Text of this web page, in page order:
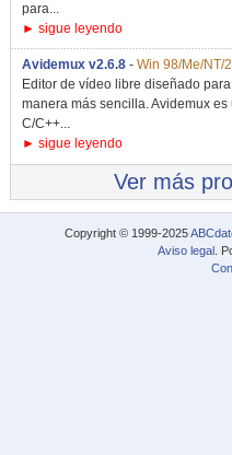
para...
► sigue leyendo
Avidemux v2.6.8 - Win 98/Me/NT/
Editor de vídeo libre diseñado
manera más sencilla. Avidemux
C/C++...
► sigue leyendo
Ver más
Copyright © 1999-2025
Aviso legal .